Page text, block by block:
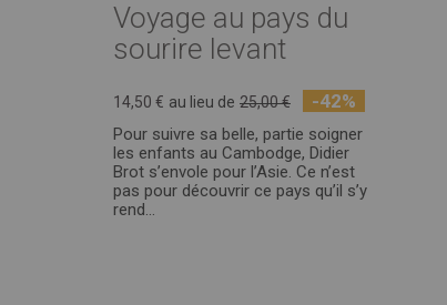
Voyage au pays du
sourire levant
14,50 € au lieu de 25,00 € -42%
Pour suivre sa belle, partie soigner
les enfants au Cambodge, Didier
Brot s’envole pour l’Asie. Ce n’est
pas pour découvrir ce pays qu’il s’y
rend…